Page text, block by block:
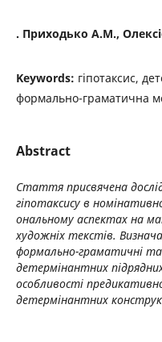
. Приходько А.М.,
Keywords: гіпотаксис,
формально-граматична
Abstract
Стаття присвячена
гіпотаксису в
ональному аспектах на
художніх текстів.
формально-граматичні
детермінантних
особливості
детермінантних